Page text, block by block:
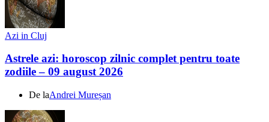
Azi in Cluj
Astrele azi: horoscop zilnic complet pentru toate
zodiile – 09 august 2026
De laAndrei Mureșan